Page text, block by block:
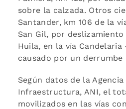
sobre la calzada. Otros
Santander, km 106 de la
San Gil, por
Huila, en la vía
causado por un derrumbe
Según datos de la
Infraestructura, ANI, el
movilizados en las vías